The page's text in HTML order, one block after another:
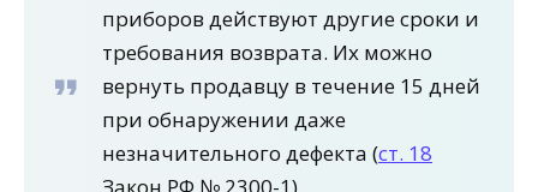
приборов действуют другие сроки и
требования возврата. Их можно
вернуть продавцу в течение 15 дней
при обнаружении даже
незначительного дефекта (ст. 18
Закон РФ № 2300-1).